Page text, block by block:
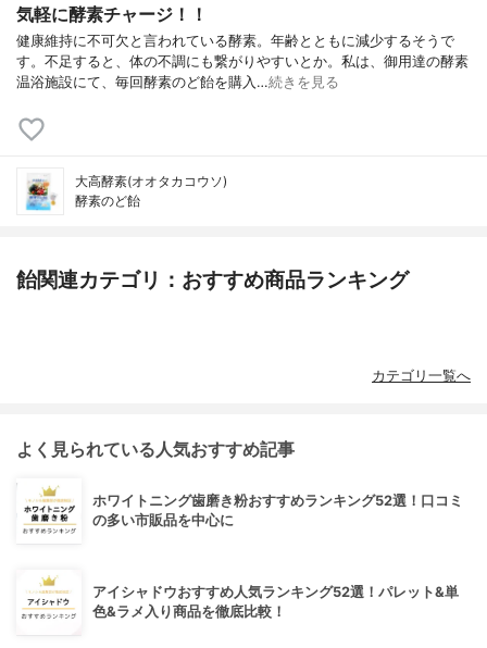
気軽に酵素チャージ！！
健康維持に不可欠と言われている酵素。年齢とともに減少するそうで
す。不足すると、体の不調にも繋がりやすいとか。私は、御用達の酵素
温浴施設にて、毎回酵素のど飴を購入…続きを見る
大高酵素(オオタカコウソ)
酵素のど飴
飴関連カテゴリ：おすすめ商品ランキング
カテゴリ一覧へ
よく見られている人気おすすめ記事
ホワイトニング歯磨き粉おすすめランキング52選！口コミ
の多い市販品を中心に
アイシャドウおすすめ人気ランキング52選！パレット&単
色&ラメ入り商品を徹底比較！